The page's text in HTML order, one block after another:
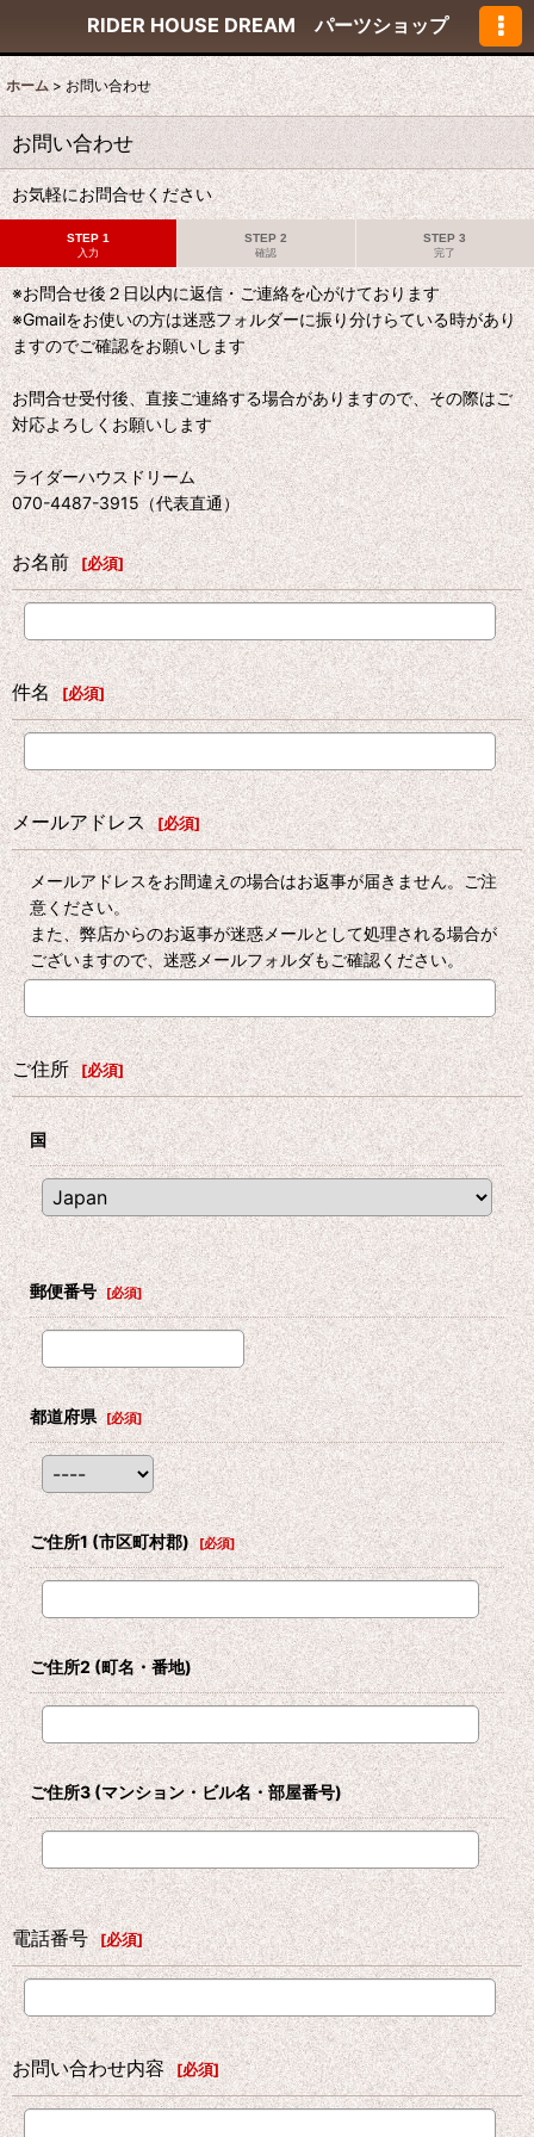
RIDER HOUSE DREAM パーツショップ
ホーム > お問い合わせ
お問い合わせ
お気軽にお問合せください
STEP 1
入力
STEP 2
確認
STEP 3
完了
※お問合せ後２日以内に返信・ご連絡を心がけております
※Gmailをお使いの方は迷惑フォルダーに振り分けらている時があり
ますのでご確認をお願いします
お問合せ受付後、直接ご連絡する場合がありますので、その際はご
対応よろしくお願いします
ライダーハウスドリーム
070-4487-3915（代表直通）
お名前 [必須]
件名 [必須]
メールアドレス [必須]
メールアドレスをお間違えの場合はお返事が届きません。ご注
意ください。
また、弊店からのお返事が迷惑メールとして処理される場合が
ございますので、迷惑メールフォルダもご確認ください。
ご住所 [必須]
国
郵便番号 [必須]
都道府県 [必須]
ご住所1(市区町村郡) [必須]
ご住所2(町名・番地)
ご住所3(マンション・ビル名・部屋番号)
電話番号 [必須]
お問い合わせ内容 [必須]